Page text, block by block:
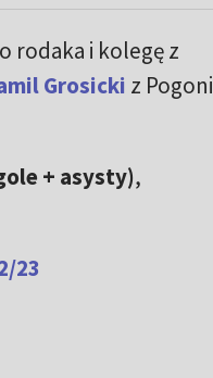
rodaka i kolegę z
Grosicki z Pogoni
+ asysty),
23